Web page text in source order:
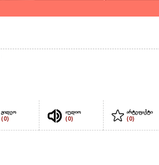
ვიდეო
(0)
აუდიო
(0)
არტეფაქტი
(0)